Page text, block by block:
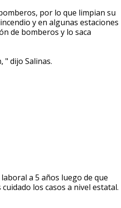
por lo que limpian su
y en algunas estaciones
de bomberos y lo saca
dijo Salinas.
a 5 años luego de que
los casos a nivel estatal.